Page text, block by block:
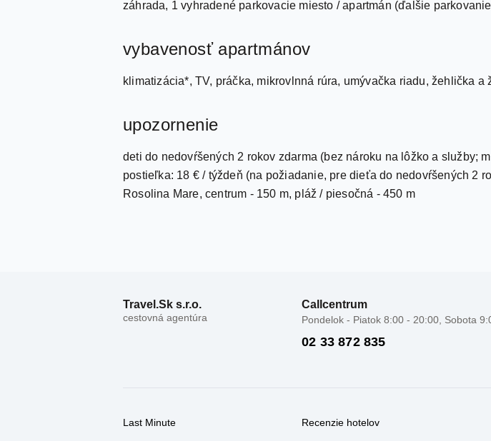
záhrada, 1 vyhradené parkovacie miesto / apartmán (ďalšie
vybavenosť apartmánov
klimatizácia*, TV, práčka, mikrovlnná rúra, umývačka riadu, žehlička
upozornenie
deti do nedovŕšených 2 rokov zdarma (bez nároku na lôžko a služby;
postieľka: 18 € / týždeň (na požiadanie, pre dieťa do nedovŕšených 2
Rosolina Mare, centrum - 150 m, pláž / piesočná - 450 m
Travel.Sk s.r.o.
cestovná agentúra
Callcentrum
Pondelok - Piatok 8:00 - 20:00, Sobota
02 33 872 835
Last Minute Recenzie hotelov